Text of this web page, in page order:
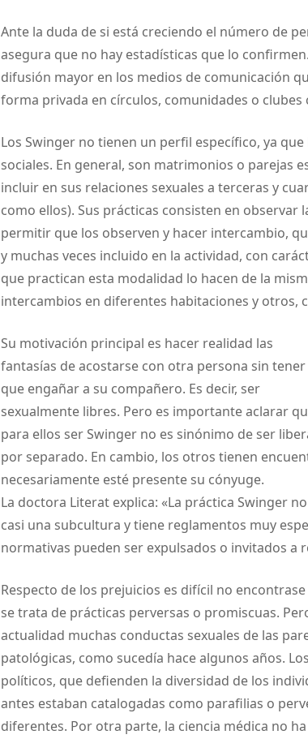
Ante la duda de si está creciendo el número de
asegura que no hay estadísticas que lo
difusión mayor en los medios de comunicación
forma privada en círculos, comunidades o clubes
Los Swinger no tienen un perfil específico, ya
sociales. En general, son matrimonios o parejas
incluir en sus relaciones sexuales a terceras y
como ellos). Sus prácticas consisten en observar
permitir que los observen y hacer intercambio,
y muchas veces incluido en la actividad, con
que practican esta modalidad lo hacen de la
intercambios en diferentes habitaciones y otros,
Su motivación principal es hacer realidad las
fantasías de acostarse con otra persona sin tener
que engañar a su compañero. Es decir, ser
sexualmente libres. Pero es importante aclarar
para ellos ser Swinger no es sinónimo de ser
por separado. En cambio, los otros tienen
necesariamente esté presente su cónyuge.
La doctora Literat explica: «La práctica Swinger
casi una subcultura y tiene reglamentos muy
normativas pueden ser expulsados o invitados a
Respecto de los prejuicios es difícil no
se trata de prácticas perversas o promiscuas.
actualidad muchas conductas sexuales de las
patológicas, como sucedía hace algunos años.
políticos, que defienden la diversidad de los
antes estaban catalogadas como parafilias o
diferentes. Por otra parte, la ciencia médica no